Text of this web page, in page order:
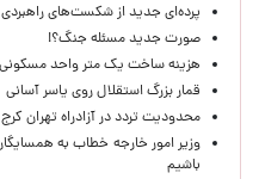
پرده‌ای جدید از شکست‌های
صورت جدید مسئله جنگ؟!
هزینه ساخت یک متر واحد
قمار بزرگ استقلال روی یاسر آسانی
محدودیت تردد در آزادراه تهران کرج قزوین تا ۲۰
وزیر امور خارجه خطاب به
باشیم